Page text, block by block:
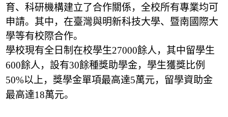
育、科研機構建立了合作關係，全校所有專業均可
申請。其中，在臺灣與明新科技大學、暨南國際大
學等有校際合作。
學校現有全日制在校學生27000餘人，其中留學生
600餘人，設有30餘種獎助學金，學生獲獎比例
50%以上，獎學金單項最高達5萬元，留學資助金
最高達18萬元。